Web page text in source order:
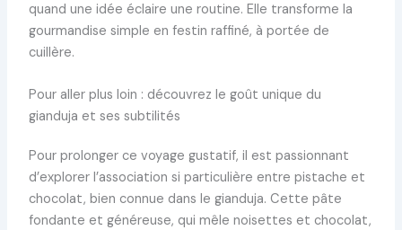
quand une idée éclaire une routine. Elle transforme la
gourmandise simple en festin raffiné, à portée de
cuillère.
Pour aller plus loin : découvrez le goût unique du
gianduja et ses subtilités
Pour prolonger ce voyage gustatif, il est passionnant
d’explorer l’association si particulière entre pistache et
chocolat, bien connue dans le gianduja. Cette pâte
fondante et généreuse, qui mêle noisettes et chocolat,